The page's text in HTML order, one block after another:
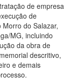
de empresa
de
do Salazar,
MG, incluindo
da obra de
descritivo,
e demais